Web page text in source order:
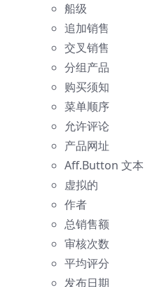
船级
追加销售
交叉销售
分组产品
购买须知
菜单顺序
允许评论
产品网址
Aff.Button 文本
虚拟的
作者
总销售额
审核次数
平均评分
发布日期